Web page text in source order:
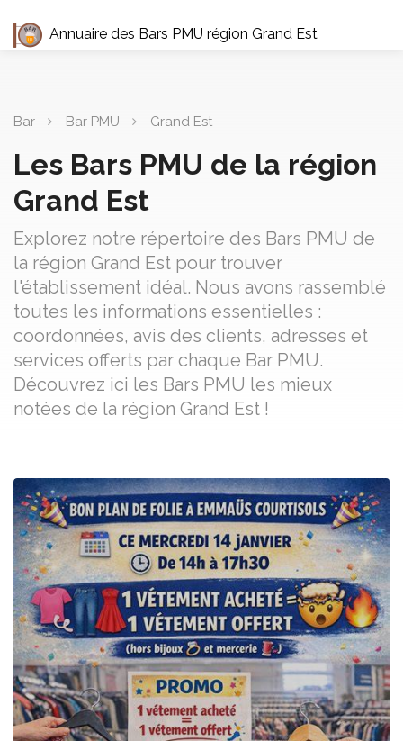
Annuaire des Bars PMU région Grand Est
Bar Bar PMU Grand Est
Les Bars PMU de la région
Grand Est
Explorez notre répertoire des Bars PMU de
la région Grand Est pour trouver
l'établissement idéal. Nous avons rassemblé
toutes les informations essentielles :
coordonnées, avis des clients, adresses et
services offerts par chaque Bar PMU.
Découvrez ici les Bars PMU les mieux
notées de la région Grand Est !